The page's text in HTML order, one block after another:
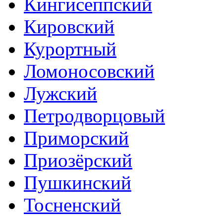
Кировский
Курортный
Ломоносовский
Лужский
Петродворцовый
Приморский
Приозёрский
Пушкинский
Тосненский